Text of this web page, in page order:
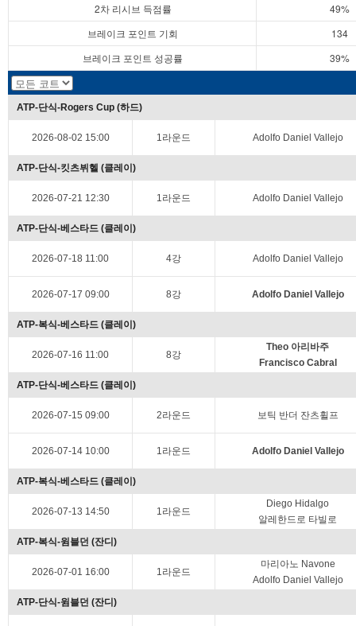
2차 리시브 득점률
49%
브레이크 포인트 기회
134
브레이크 포인트 성공률
39%
ATP-단식-Rogers Cup (하드)
2026-08-02 15:00 1라운드 Adolfo Daniel Vallejo
ATP-단식-킷츠뷔헬 (클레이)
2026-07-21 12:30 1라운드 Adolfo Daniel Vallejo
ATP-단식-베스타드 (클레이)
2026-07-18 11:00 4강 Adolfo Daniel Vallejo
2026-07-17 09:00 8강 Adolfo Daniel Vallejo
ATP-복식-베스타드 (클레이)
2026-07-16 11:00 8강
Theo 아리바주
Francisco Cabral
ATP-단식-베스타드 (클레이)
2026-07-15 09:00 2라운드 보틱 반더 잔츠휠프
2026-07-14 10:00 1라운드 Adolfo Daniel Vallejo
ATP-복식-베스타드 (클레이)
2026-07-13 14:50 1라운드
Diego Hidalgo
알레한드로 타빌로
ATP-복식-윔블던 (잔디)
2026-07-01 16:00 1라운드
마리아노 Navone
Adolfo Daniel Vallejo
ATP-단식-윔블던 (잔디)